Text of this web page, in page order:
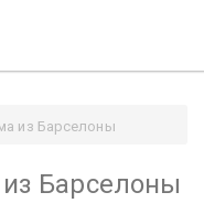
из Барселоны
Барселоны